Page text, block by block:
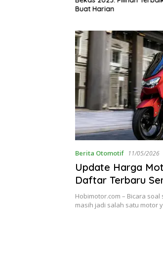
Wajib Kamu Tahu!
Berita Otomotif 11/05/2026
Update Harga
Daftar Terbaru
Hobimotor.com – Bicara soal
masih jadi salah satu motor